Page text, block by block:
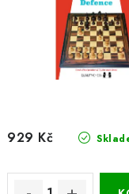
929 Kč